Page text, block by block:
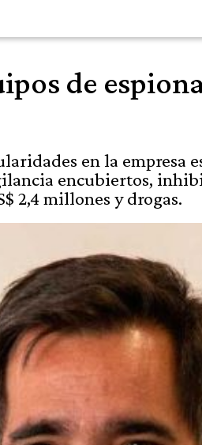
de
en la empresa
encubiertos,
2,4 millones y drogas.